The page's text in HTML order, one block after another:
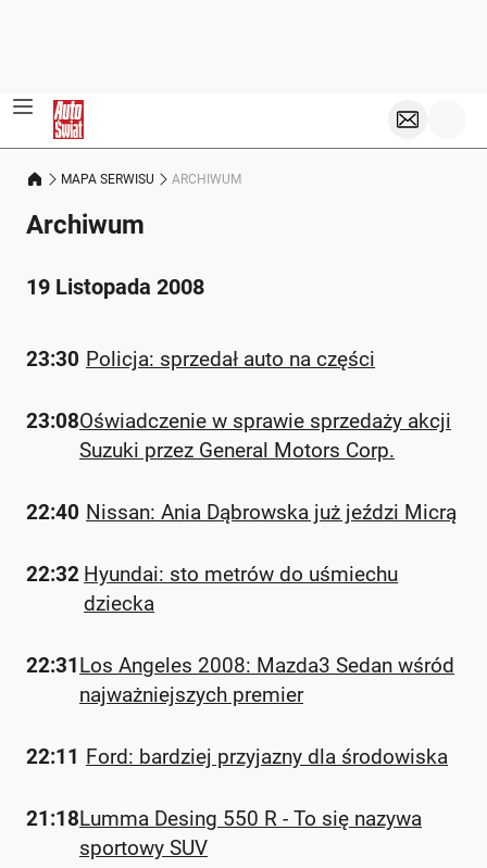
MAPA SERWISU ARCHIWUM
Archiwum
19 Listopada 2008
23:30 Policja: sprzedał auto na części
23:08Oświadczenie w sprawie sprzedaży akcji
Suzuki przez General Motors Corp.
22:40 Nissan: Ania Dąbrowska już jeździ Micrą
22:32 Hyundai: sto metrów do uśmiechu
dziecka
22:31Los Angeles 2008: Mazda3 Sedan wśród
najważniejszych premier
22:11 Ford: bardziej przyjazny dla środowiska
21:18Lumma Desing 550 R - To się nazywa
sportowy SUV